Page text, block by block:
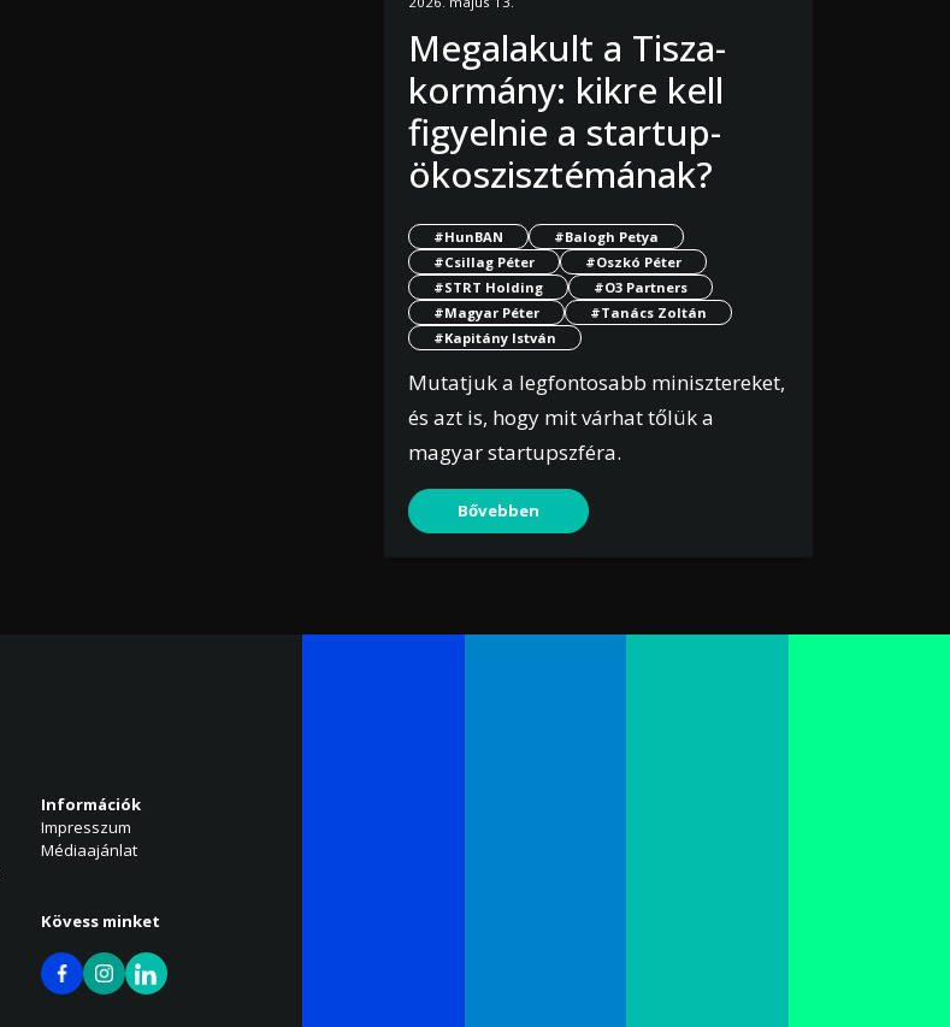
Megalakult a Tisza-
kormány: kikre kell
figyelnie a startup-
ökoszisztémának?
#HunBAN
#Balogh Petya
#Csillag Péter
#Oszkó Péter
#STRT Holding
#O3 Partners
#Magyar Péter
#Tanács Zoltán
#Kapitány István
Mutatjuk a legfontosabb minisztereket,
és azt is, hogy mit várhat tőlük a
magyar startupszféra.
Bővebben
Információk
Impresszum
Médiaajánlat
Kövess minket